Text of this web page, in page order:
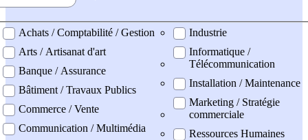
professionel
Achats / Comptabilité / Gestion
Arts / Artisanat d'art
Banque / Assurance
Bâtiment / Travaux Publics
Commerce / Vente
Communication / Multimédia
Industrie
Informatique /
Télécommunication
Installation / Maintenance
Marketing / Stratégie
commerciale
Ressources Humaines